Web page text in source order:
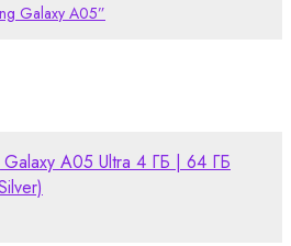
Galaxy A05”
Galaxy A05 Ultra 4 ГБ | 64 ГБ